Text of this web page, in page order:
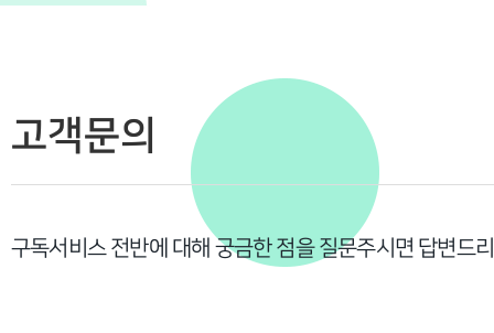
고객문의
구독서비스 전반에 대해 궁금한 점을 질문주시면 답변드